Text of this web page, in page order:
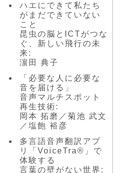
ハエにできて私たち
がまだできていない
こと
昆虫の脳とICTがつな
ぐ、新しい飛行の未
来:
濵田 典子
「必要な人に必要な
音を届ける」
音声マルチスポット
再生技術:
岡本 拓磨／菊池 武文
／塩飽 裕彦
多言語音声翻訳アプ
リ「VoiceTra®」で
体験する
言葉の壁がない世界: